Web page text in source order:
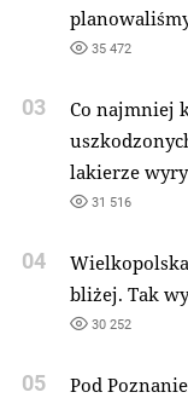
35 472
03
Co najmniej
lakierze
31 516
04
bliżej. Tak
30 252
05
Pod